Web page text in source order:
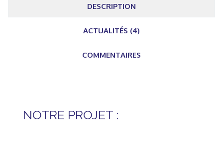
DESCRIPTION
ACTUALITÉS (4)
COMMENTAIRES
NOTRE PROJET :